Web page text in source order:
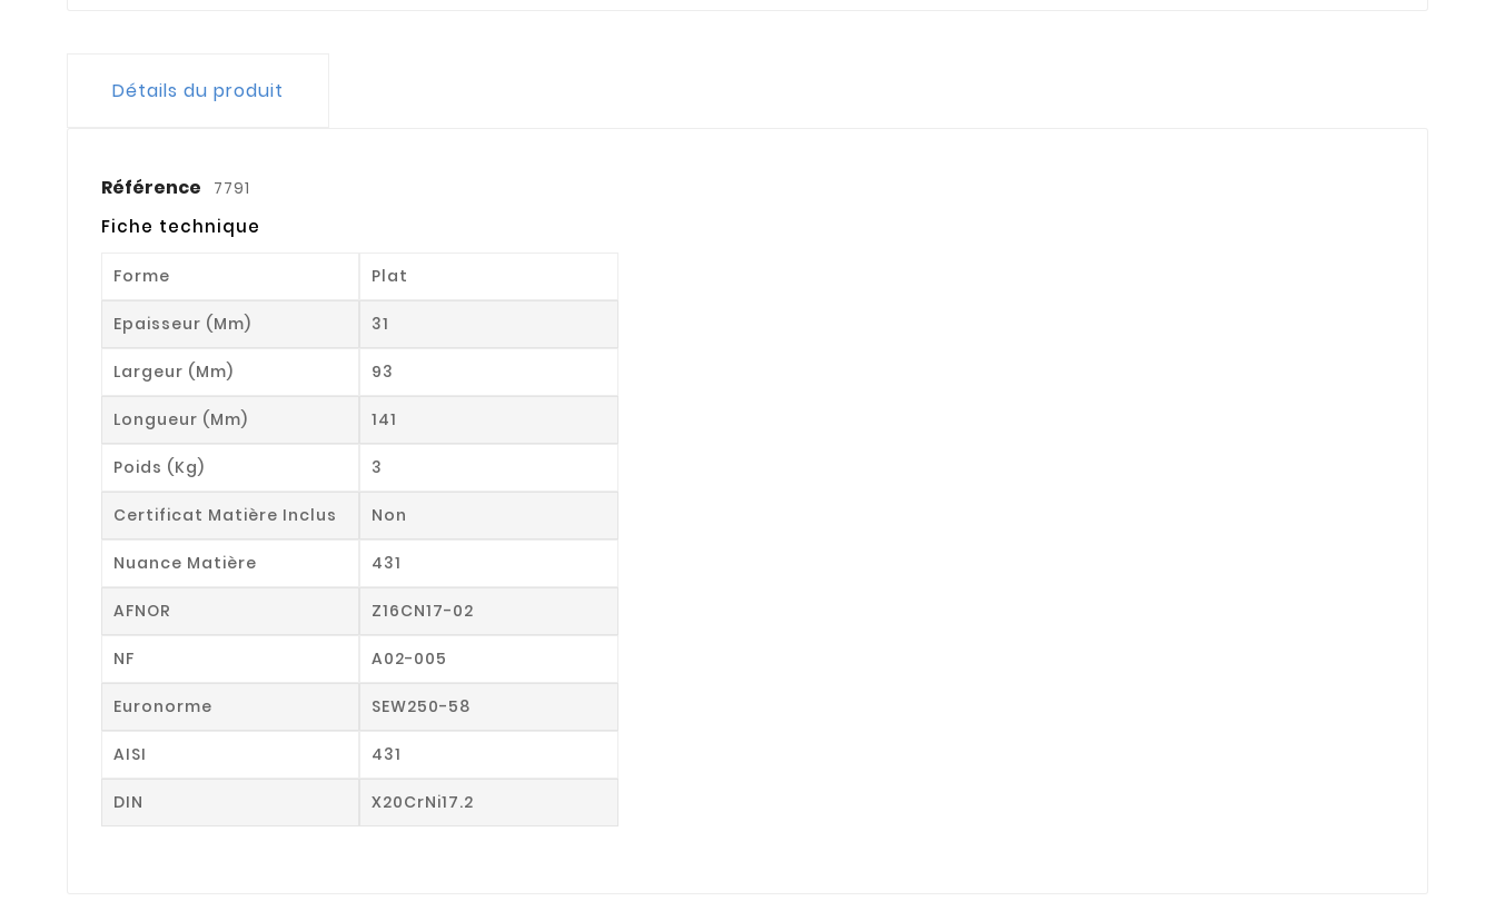
Détails du produit
Référence 7791
Fiche technique
Forme Plat
Epaisseur (mm) 31
Largeur (mm) 93
Longueur (mm) 141
Poids (kg) 3
Certificat Matière Inclus Non
Nuance Matière 431
AFNOR Z16CN17-02
NF A02-005
Euronorme SEW250-58
AISI 431
DIN X20CrNi17.2